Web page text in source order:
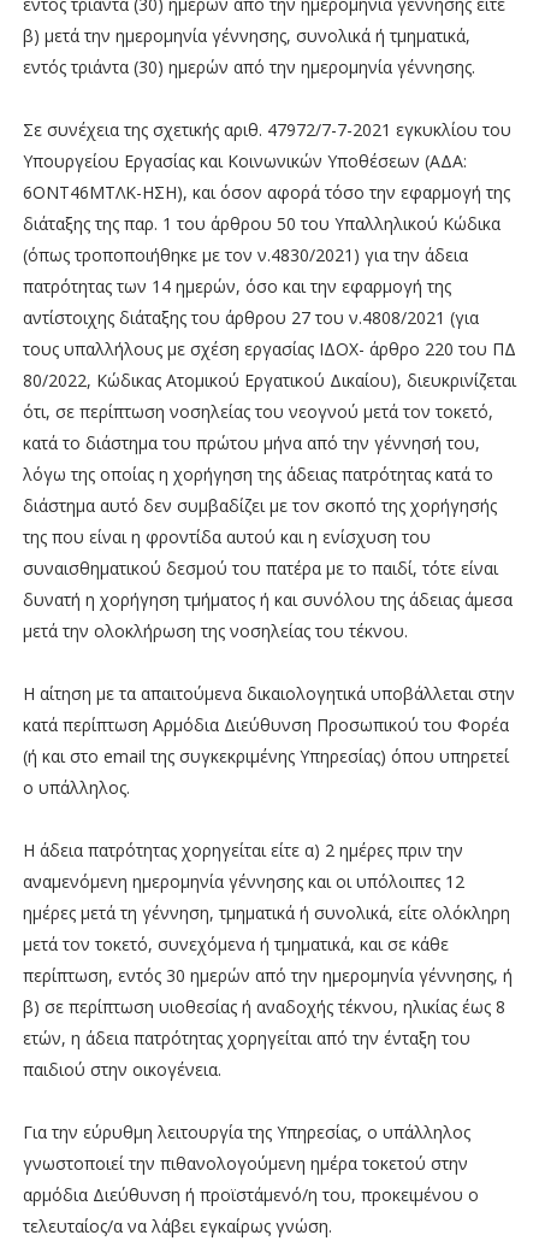
β) μετά την ημερομηνία γέννησης, συνολικά ή τμηματικά,
εντός τριάντα (30) ημερών από την ημερομηνία γέννησης.
Σε συνέχεια της σχετικής αριθ. 47972/7-7-2021 εγκυκλίου του
Υπουργείου Εργασίας και Κοινωνικών Υποθέσεων (ΑΔΑ:
6ΟΝΤ46ΜΤΛΚ-ΗΣΗ), και όσον αφορά τόσο την εφαρμογή της
διάταξης της παρ. 1 του άρθρου 50 του Υπαλληλικού Κώδικα
(όπως τροποποιήθηκε με τον ν.4830/2021) για την άδεια
πατρότητας των 14 ημερών, όσο και την εφαρμογή της
αντίστοιχης διάταξης του άρθρου 27 του ν.4808/2021 (για
τους υπαλλήλους με σχέση εργασίας ΙΔΟΧ- άρθρο 220 του ΠΔ
80/2022, Κώδικας Ατομικού Εργατικού Δικαίου), διευκρινίζεται
ότι, σε περίπτωση νοσηλείας του νεογνού μετά τον τοκετό,
κατά το διάστημα του πρώτου μήνα από την γέννησή του,
λόγω της οποίας η χορήγηση της άδειας πατρότητας κατά το
διάστημα αυτό δεν συμβαδίζει με τον σκοπό της χορήγησής
της που είναι η φροντίδα αυτού και η ενίσχυση του
συναισθηματικού δεσμού του πατέρα με το παιδί, τότε είναι
δυνατή η χορήγηση τμήματος ή και συνόλου της άδειας άμεσα
μετά την ολοκλήρωση της νοσηλείας του τέκνου.
Η αίτηση με τα απαιτούμενα δικαιολογητικά υποβάλλεται στην
κατά περίπτωση Αρμόδια Διεύθυνση Προσωπικού του Φορέα
(ή και στο email της συγκεκριμένης Υπηρεσίας) όπου υπηρετεί
ο υπάλληλος.
Η άδεια πατρότητας χορηγείται είτε α) 2 ημέρες πριν την
αναμενόμενη ημερομηνία γέννησης και οι υπόλοιπες 12
ημέρες μετά τη γέννηση, τμηματικά ή συνολικά, είτε ολόκληρη
μετά τον τοκετό, συνεχόμενα ή τμηματικά, και σε κάθε
περίπτωση, εντός 30 ημερών από την ημερομηνία γέννησης, ή
β) σε περίπτωση υιοθεσίας ή αναδοχής τέκνου, ηλικίας έως 8
ετών, η άδεια πατρότητας χορηγείται από την ένταξη του
παιδιού στην οικογένεια.
Για την εύρυθμη λειτουργία της Υπηρεσίας, ο υπάλληλος
γνωστοποιεί την πιθανολογούμενη ημέρα τοκετού στην
αρμόδια Διεύθυνση ή προϊστάμενό/η του, προκειμένου ο
τελευταίος/α να λάβει εγκαίρως γνώση.